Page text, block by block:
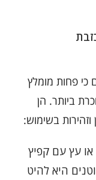
כי פחות מומלץ
ביותר. הן
וזהירות בשימוש:
או עץ עם קפיץ
היא להיט